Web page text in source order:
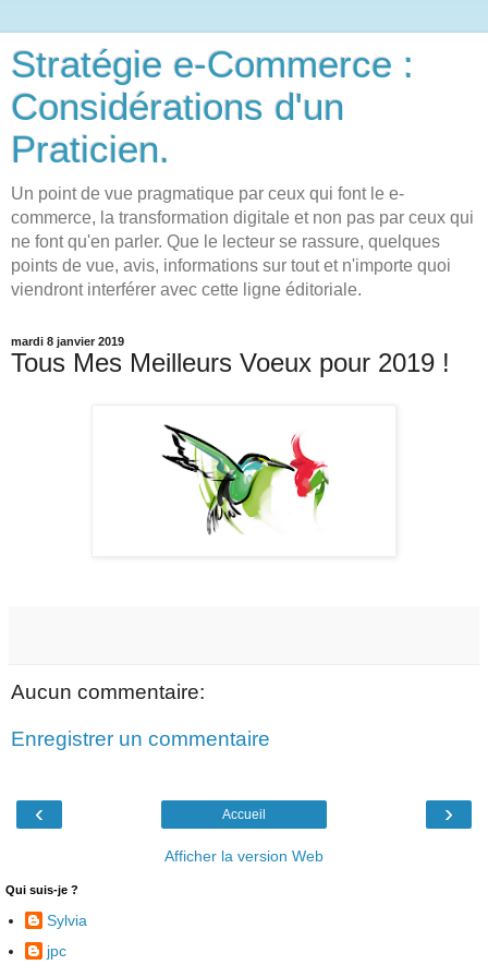
Stratégie e-Commerce :
Considérations d'un
Praticien.
Un point de vue pragmatique par ceux qui font le e-
commerce, la transformation digitale et non pas par ceux qui
ne font qu'en parler. Que le lecteur se rassure, quelques
points de vue, avis, informations sur tout et n'importe quoi
viendront interférer avec cette ligne éditoriale.
mardi 8 janvier 2019
Tous Mes Meilleurs Voeux pour 2019 !
Aucun commentaire:
Enregistrer un commentaire
‹ ›
Accueil
Afficher la version Web
Qui suis-je ?
Sylvia
jpc